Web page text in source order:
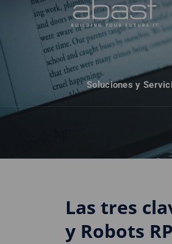
Soluciones y
Las tres
y Robots